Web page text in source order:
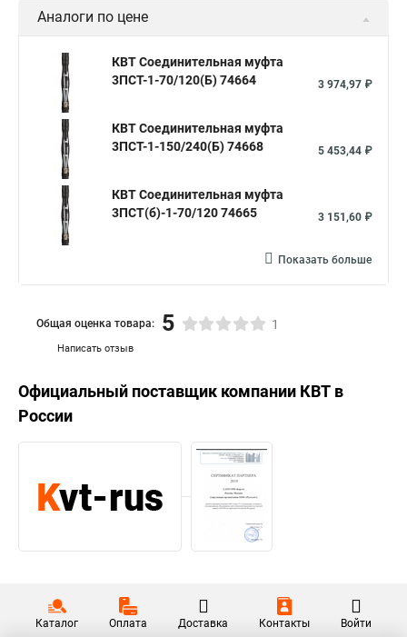
Аналоги по цене
КВТ Соединительная муфта
3ПСТ-1-70/120(Б) 74664
3 974,97 ₽
КВТ Соединительная муфта
3ПСТ-1-150/240(Б) 74668
5 453,44 ₽
КВТ Соединительная муфта
3ПСТ(б)-1-70/120 74665
3 151,60 ₽
Показать больше
Написать отзыв
Общая оценка товара: 5 1
Официальный поставщик компании КВТ в
России
Каталог Оплата Доставка Контакты Войти